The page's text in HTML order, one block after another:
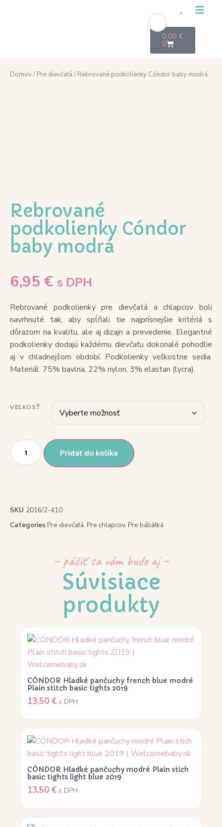
0,00€
0
Domov/ Pre dievčatá / Rebrované podkolienky Cóndor baby modrá
Rebrované
podkolienky Cóndor
baby modrá
6,95 € s DPH
Rebrované podkolienky pre dievčatá a chlapcov boli
navrhnuté tak, aby spĺňali tie najprísnejšie kritériá s
dôrazom na kvalitu, ale aj dizajn a prevedenie. Elegantné
podkolienky dodajú každému dievčaťu dokonalé pohodlie
aj v chladnejšom období. Podkolienky veľkostne sedia.
Materiál: 75% bavlna, 22% nylon, 3% elastan (lycra).
VEĽKOSŤ
Pridať do košíka
SKU 2016/2-410
CategoriesPre dievčatá, Pre chlapcov, Pre bábätká
~ páčiť sa vám bude aj ~
Súvisiace
produkty
CÓNDOR Hladké pančuchy french blue modré
Plain stitch basic tights 2019
13,50 € s DPH
CÓNDOR Hladké pančuchy modré Plain stich
basic tights light blue 2019
13,50 € s DPH